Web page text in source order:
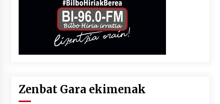
Zenbat Gara ekimenak